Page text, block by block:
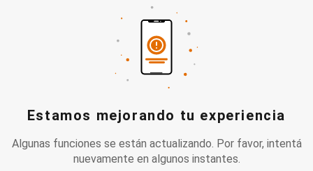
Estamos mejorando tu experiencia
Algunas funciones se están actualizando. Por favor, intentá
nuevamente en algunos instantes.